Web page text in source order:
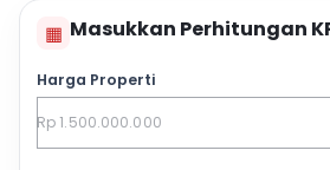
▦ Masukkan Perhitungan
Harga Properti